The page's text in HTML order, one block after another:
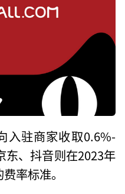
入驻商家收取0.6%-
东、抖音则在2023年
率标准。